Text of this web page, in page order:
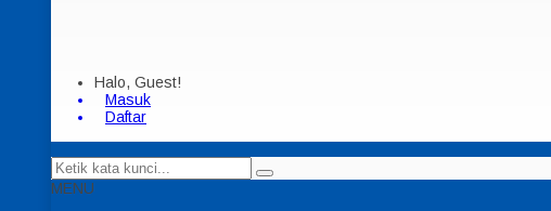
Halo, Guest!
Masuk
Daftar
MENU